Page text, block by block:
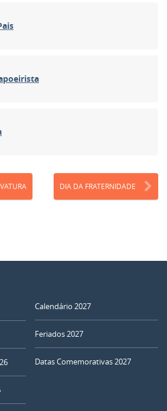
DIA DA FRATERNIDADE
Calendário 2027
Feriados 2027
Datas Comemorativas 2027